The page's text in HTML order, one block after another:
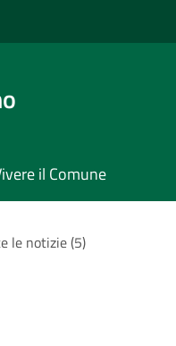
il Comune
le notizie (5)